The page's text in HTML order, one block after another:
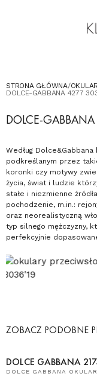
STRONA GŁÓWNA/
DOLCE-GABBANA 4277
DOLCE-
Według
podkreślanym przez
koronki czy motywy
życia, świat i ludzie
stałe i niezmienne
pochodzenie, m.in.:
oraz neorealistyczną
typ silnego mężczyzny,
perfekcyjnie
ZOBACZ PODOBNE
DOLCE GABBANA
DOLCE GABBANA